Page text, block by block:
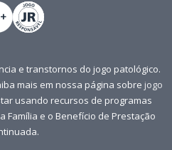
e transtornos do jogo patológico.
mais em nossa página sobre jogo
usando recursos de programas
Família e o Benefício de Prestação